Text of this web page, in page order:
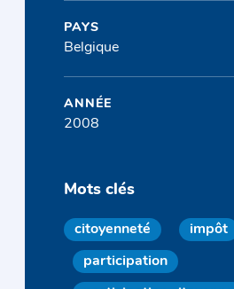
PAYS
Belgique
ANNÉE
2008
Mots clés
citoyenneté impôt
participation